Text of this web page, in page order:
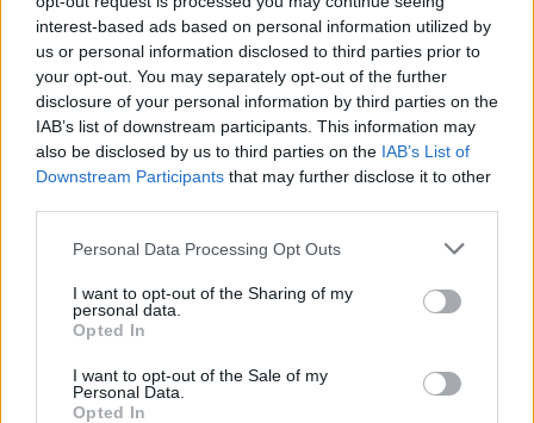
interest-based ads based on personal information utilized by
us or personal information disclosed to third parties prior to
your opt-out. You may separately opt-out of the further
disclosure of your personal information by third parties on the
IAB’s list of downstream participants. This information may
also be disclosed by us to third parties on the IAB’s List of
Downstream Participants that may further disclose it to other
Personal Data Processing Opt Outs
I want to opt-out of the Sharing of my
personal data.
Opted In
I want to opt-out of the Sale of my
Personal Data.
Opted In
Τι άλλο να ζητήσει κανείς όταν ξέρει ότι θα
ξυπνήσει το επόμενο πρωί αντικρίζοντας αυτό